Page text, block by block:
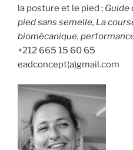
la posture et le pied ; Guide
pied sans semelle, La
biomécanique,
+212 665 15 60 65
eadconcept(a)gmail.com